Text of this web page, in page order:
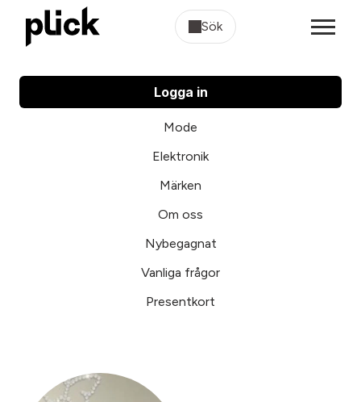
Sök
Logga in
Mode
Elektronik
Märken
Om oss
Nybegagnat
Vanliga frågor
Presentkort